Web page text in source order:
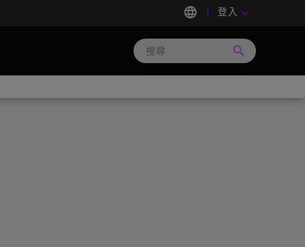
language 登入 keyboard_arrow_down
search